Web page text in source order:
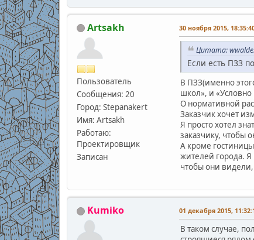
Artsakh
Пользователь
Сообщения: 20
Город: Stepanakert
Имя: Artsakh
Работаю:
Проектировщик
Записан
30 ноября 2015,
Цитата:
Если есть ПЗЗ
В ПЗЗ(именно
школ», и
О нормативной
Заказчик хочет
Я просто хотел
заказчику, чтобы
А кроме
жителей города. Я
чтобы они видели,
Kumiko 01 декабря 2015,
В таком случае,